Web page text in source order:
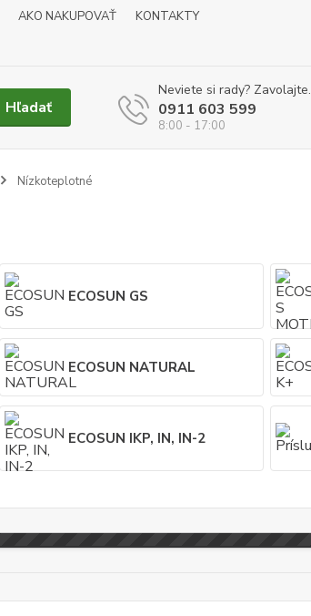
AKO NAKUPOVAŤ
KONTAKTY
Hľadať
Neviete si rady? Zavolajte.
0911 603 599
8:00 - 17:00
Nízkoteplotné
ECOSUN GS
ECOSUN NATURAL
ECOSUN IKP, IN, IN-2